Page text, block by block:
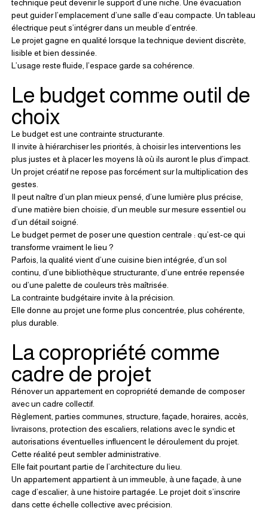
technique peut devenir le support d’une niche. Une évacuation
peut guider l’emplacement d’une salle d’eau compacte. Un tableau
électrique peut s’intégrer dans un meuble d’entrée.
Le projet gagne en qualité lorsque la technique devient discrète,
lisible et bien dessinée.
L’usage reste fluide, l’espace garde sa cohérence.
Le budget comme outil de
choix
Le budget est une contrainte structurante.
Il invite à hiérarchiser les priorités, à choisir les interventions les
plus justes et à placer les moyens là où ils auront le plus d’impact.
Un projet créatif ne repose pas forcément sur la multiplication des
gestes.
Il peut naître d’un plan mieux pensé, d’une lumière plus précise,
d’une matière bien choisie, d’un meuble sur mesure essentiel ou
d’un détail soigné.
Le budget permet de poser une question centrale : qu’est-ce qui
transforme vraiment le lieu ?
Parfois, la qualité vient d’une cuisine bien intégrée, d’un sol
continu, d’une bibliothèque structurante, d’une entrée repensée
ou d’une palette de couleurs très maîtrisée.
La contrainte budgétaire invite à la précision.
Elle donne au projet une forme plus concentrée, plus cohérente,
plus durable.
La copropriété comme
cadre de projet
Rénover un appartement en copropriété demande de composer
avec un cadre collectif.
Règlement, parties communes, structure, façade, horaires, accès,
livraisons, protection des escaliers, relations avec le syndic et
autorisations éventuelles influencent le déroulement du projet.
Cette réalité peut sembler administrative.
Elle fait pourtant partie de l’architecture du lieu.
Un appartement appartient à un immeuble, à une façade, à une
cage d’escalier, à une histoire partagée. Le projet doit s’inscrire
dans cette échelle collective avec précision.